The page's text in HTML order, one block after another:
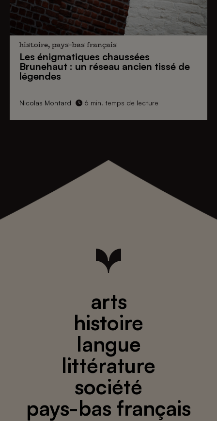
histoire, pays-bas français
Les énigmatiques chaussées
Brunehaut : un réseau ancien tissé de
légendes
Nicolas Montard 6 min. temps de lecture
arts
histoire
langue
littérature
société
pays-bas français